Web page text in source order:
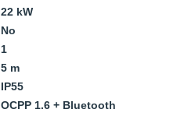
22 kW
No
1
5 m
IP55
OCPP 1.6 + Bluetooth